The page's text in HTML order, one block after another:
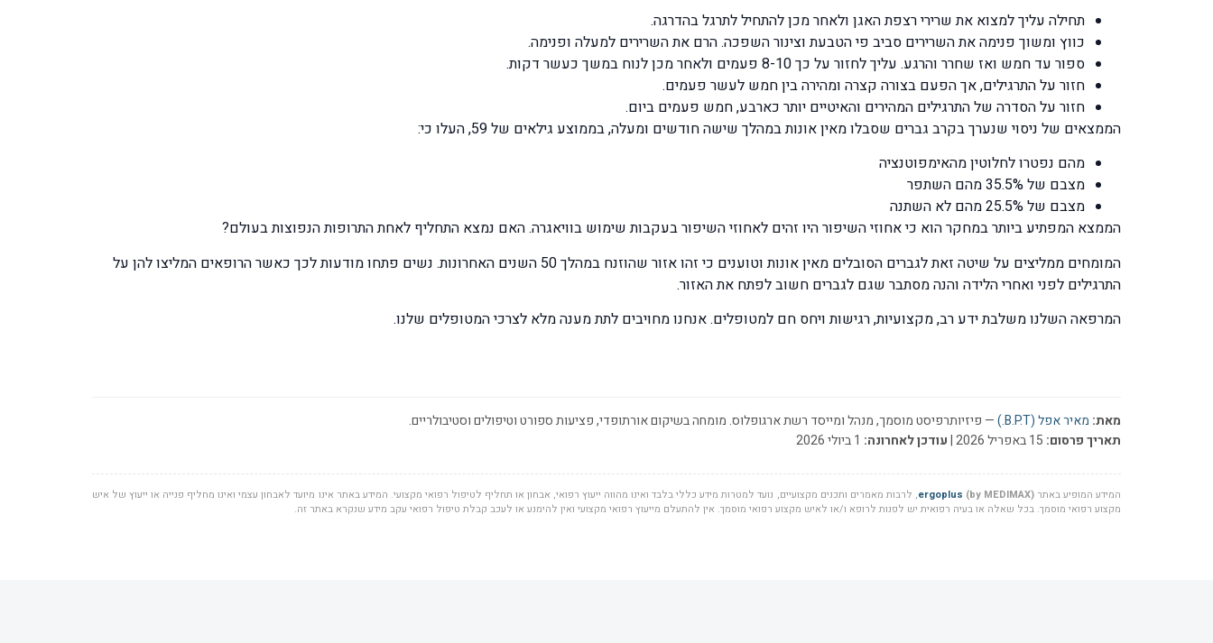
תחילה עליך למצוא את שרירי רצפת האגן ולאחר מכן להתחיל לתרגל בהדרגה.
כווץ ומשוך פנימה את השרירים סביב פי הטבעת וצינור השפכה. הרם את השרירים למעלה ופנימה.
ספור עד חמש ואז שחרר והרגע. עליך לחזור על כך 8-10 פעמים ולאחר מכן לנוח במשך כעשר דקות.
חזור על התרגילים, אך הפעם בצורה קצרה ומהירה בין חמש לעשר פעמים.
חזור על הסדרה של התרגילים המהירים והאיטיים יותר כארבע, חמש פעמים ביום.
הממצאים של ניסוי שנערך בקרב גברים שסבלו מאין אונות במהלך שישה חודשים ומעלה, בממוצע גילאים של 59, העלו כי:
מהם נפטרו לחלוטין מהאימפוטנציה
מצבם של 35.5% מהם השתפר
מצבם של 25.5% מהם לא השתנה
הממצא המפתיע ביותר במחקר הוא כי אחוזי השיפור היו זהים לאחוזי השיפור בעקבות שימוש בוויאגרה. האם נמצא התחליף לאחת התרופות הנפוצות בעולם?
המומחים ממליצים על שיטה זאת לגברים הסובלים מאין אונות וטוענים כי זהו אזור שהוזנח במהלך 50 השנים האחרונות. נשים פתחו מודעות לכך כאשר הרופאים המליצו להן על
התרגילים לפני ואחרי הלידה והנה מסתבר שגם לגברים חשוב לפתח את האזור.
המרפאה השלנו משלבת ידע רב, מקצועיות, רגישות ויחס חם למטופלים. אנחנו מחויבים לתת מענה מלא לצרכי המטופלים שלנו.
מאת: מאיר אפל (B.P.T.)
— פיזיותרפיסט מוסמך, מנהל ומייסד רשת ארגופלוס. מומחה בשיקום אורתופדי, פציעות ספורט וטיפולים וסטיבולריים.
תאריך פרסום:
עודכן לאחרונה:
המידע המופיע באתר ergoplus (by MEDIMAX)
, לרבות מאמרים ותכנים מקצועיים, נועד למטרות מידע כללי בלבד ואינו מהווה ייעוץ רפואי, אבחון או תחליף לטיפול רפואי מקצועי. המידע באתר אינו מיועד לאבחון עצמי ואינו מחליף פנייה או ייעוץ של איש
מקצוע רפואי מוסמך. בכל שאלה או בעיה רפואית יש לפנות לרופא ו/או לאיש מקצוע רפואי מוסמך. אין להתעלם מייעוץ רפואי מקצועי ואין להימנע או לעכב קבלת טיפול רפואי עקב מידע שנקרא באתר זה.